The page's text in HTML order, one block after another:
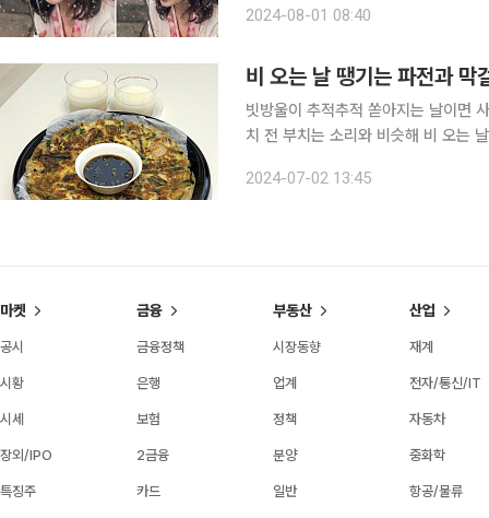
이자 화보 촬영이에요. 이런 작업을 많
2024-08-01 08:40
비 오는 날 땡기는 파전과 막
빗방울이 추적추적 쏟아지는 날이면
치 전 부치는 소리와 비슷해 비 오는
짝꿍이 있다. 한국 전통주의 한 종류
2024-07-02 13:45
마켓
공시
시황
시세
장외/IPO
특징주
금융
금융정책
은행
보험
2금융
카드
부동산
시장동향
업계
정책
분양
일반
산업
재계
전자/통신/IT
자동차
중화학
항공/물류